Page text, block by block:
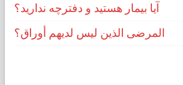
آیا بیمار هستید و دفترچه ندارید؟
المرضى الذين ليس لديهم أوراق؟